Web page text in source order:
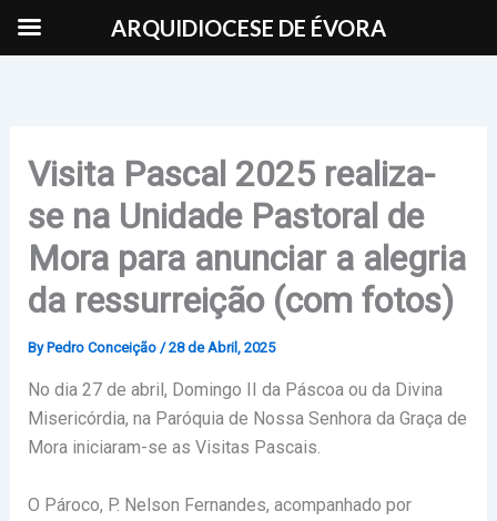
Visita Pascal 2025 realiza-
se na Unidade Pastoral de
Mora para anunciar a alegria
da ressurreição (com fotos)
By Pedro Conceição /28 de Abril, 2025
No dia 27 de abril, Domingo II da Páscoa ou da Divina
Misericórdia, na Paróquia de Nossa Senhora da Graça de
Mora iniciaram-se as Visitas Pascais.
O Pároco, P. Nelson Fernandes, acompanhado por
ARQUIDIOCESE DE ÉVORA